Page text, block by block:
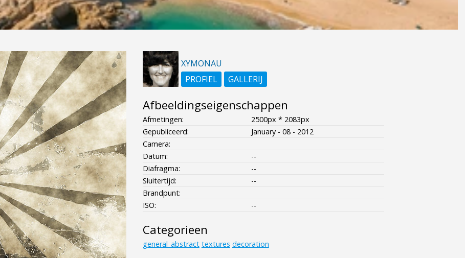
XYMONAU
PROFIEL
GALLERIJ
Afbeeldingseigenschappen
Afmetingen:
2500px * 2083px
Gepubliceerd:
January - 08 - 2012
Camera:
Datum:
--
Diafragma:
--
Sluitertijd:
--
Brandpunt:
ISO:
--
Categorieen
general_abstract textures decoration